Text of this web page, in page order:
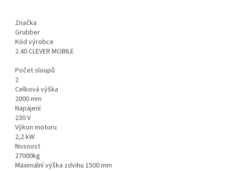
Značka
Grubber
Kód výrobce
2.40 CLEVER MOBILE
Počet sloupů
2
Celková výška
2000 mm
Napájení
230 V
Výkon motoru
2,2 kW
Nosnost
27000kg
Maximální výška zdvihu 1500 mm